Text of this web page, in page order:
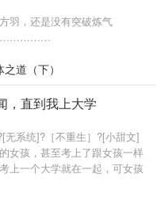
羽，还是没有突破炼气
道（下）
，直到我上大学
无系统]?［不重生］?[小甜文]
女孩，甚至考上了跟女孩一样
上一个大学就在一起，可女孩
写的小说冲上了平台榜首，他